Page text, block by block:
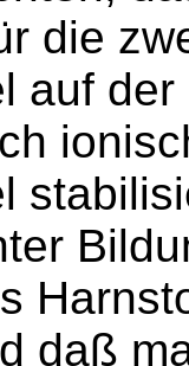
die
auf
daß